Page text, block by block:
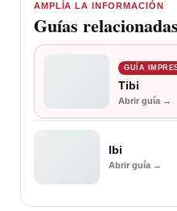
AMPLÍA LA INFORMACIÓN
Guías relacionadas
GUÍA
Tibi
Abrir guía →
Ibi
Abrir guía →